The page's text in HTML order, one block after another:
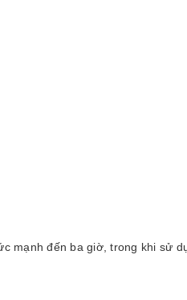
mạnh đến ba giờ, trong khi sử